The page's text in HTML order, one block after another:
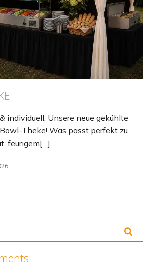
individuell: Unsere neue gekühlte
Theke! Was passt perfekt zu
feurigem[…]